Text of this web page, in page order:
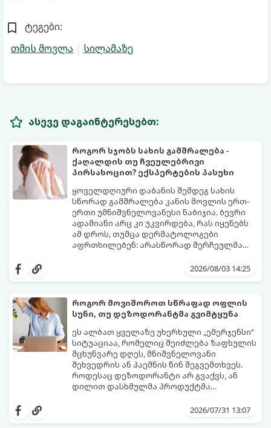
ტეგები:
თმის მოვლა
სილამაზე
ასევე დაგაინტერესებთ:
როგორ სჯობს სახის გამშრალება -
ქაღალდის თუ ჩვეულებრივი
პირსახოცით? ექსპერტების პასუხი
ყოველდღიური დაბანის შემდეგ სახის
სწორად გამშრალება კანის მოვლის ერთ-
ერთი უმნიშვნელოვანესი ნაბიჯია. ბევრი
ადამიანი არც კი უკვირდება, რას იყენებს
ამ დროს, თუმცა დერმატოლოგები
აფრთხილებენ: არასწორად შერჩეულმა
გამონაყარი, კანის გაღიზიანება და
კანის ჯანმრთელობისთვის - ტრადიციული
2026/08/03 14:25
როგორ მოვიშოროთ სწრაფად ოფლის
სუნი, თუ დეზოდორანტმა გვიმტყუნა
ეს ალბათ ყველაზე უხერხული „ემერჯენსი“
სიტუაციაა, რომელიც შეიძლება ზაფხულის
მცხუნვარე დღეს, მნიშვნელოვანი
შეხვედრის ან პაემნის წინ შეგვემთხვეს.
როდესაც დეზოდორანტი არ გვაქვს, ან
დილით დასხმულმა პროდუქტმა
იღლიებში უსიამოვნო სუნი გაჩნდა,
სუნი არ აქვს. სუნს აჩენენ ბაქტერიები,
2026/07/31 13:07